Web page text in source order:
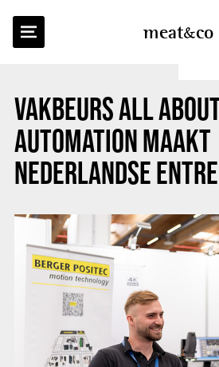
meatco
VAKBEURS ALL
AUTOMATION MAAKT
NEDERLANDSE
TERUG NAAR OVERZICHT